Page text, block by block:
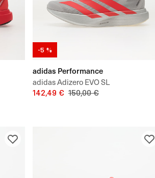
-5 %
adidas Performance
adidas Adizero EVO SL
142,49 € 150,00 €